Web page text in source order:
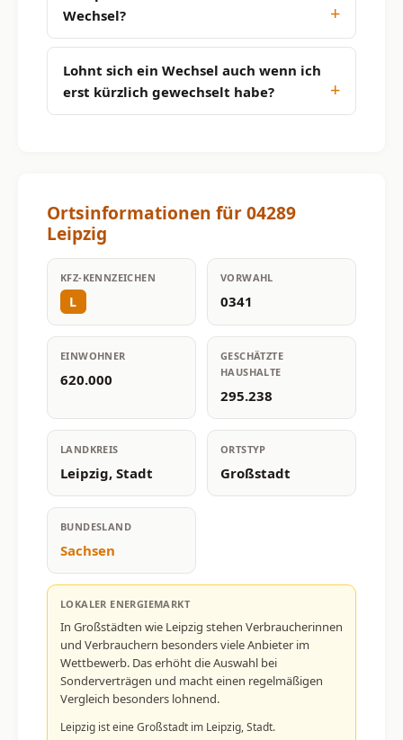
Wechsel?
Lohnt sich ein Wechsel auch wenn ich
erst kürzlich gewechselt habe?
Ortsinformationen für 04289
Leipzig
KFZ-KENNZEICHEN
L
VORWAHL
0341
EINWOHNER
620.000
GESCHÄTZTE
HAUSHALTE
295.238
LANDKREIS
Leipzig, Stadt
ORTSTYP
Großstadt
BUNDESLAND
Sachsen
LOKALER ENERGIEMARKT
In Großstädten wie Leipzig stehen Verbraucherinnen
und Verbrauchern besonders viele Anbieter im
Wettbewerb. Das erhöht die Auswahl bei
Sonderverträgen und macht einen regelmäßigen
Vergleich besonders lohnend.
Leipzig ist eine Großstadt im Leipzig, Stadt.